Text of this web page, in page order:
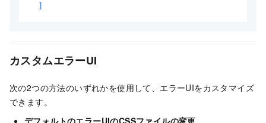
]
カスタムエラーUI
次の2つの方法のいずれかを使用して、エラーUIをカスタマイズ
できます。